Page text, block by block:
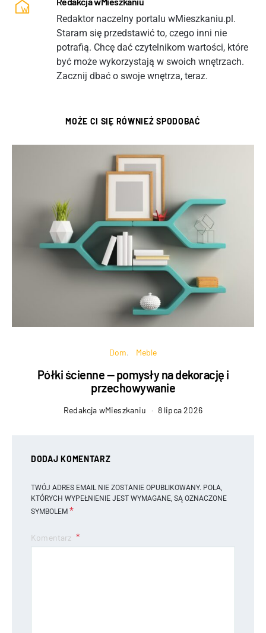
Redaktor naczelny portalu wMieszkaniu.pl.
Staram się przedstawić to, czego inni nie
potrafią. Chcę dać czytelnikom wartości, które
być może wykorzystają w swoich wnętrzach.
Zacznij dbać o swoje wnętrza, teraz.
MOŻE CI SIĘ RÓWNIEŻ SPODOBAĆ
Dom Meble
Półki ścienne — pomysły na dekorację i
przechowywanie
Redakcja wMieszkaniu 8 lipca 2026
DODAJ KOMENTARZ
TWÓJ ADRES EMAIL NIE ZOSTANIE OPUBLIKOWANY. POLA,
KTÓRYCH WYPEŁNIENIE JEST WYMAGANE, SĄ OZNACZONE
SYMBOLEM *
Komentarz